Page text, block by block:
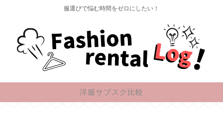
服選びで悩む時間をゼロにしたい！
洋服サブスク比較